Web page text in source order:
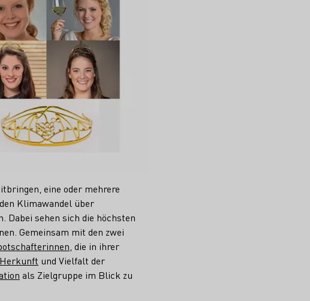
eine oder mehrere
Klimawandel über
Dabei sehen sich die höchsten
Gemeinsam mit den zwei
, die in ihrer
Herkunft und Vielfalt der
als Zielgruppe im Blick zu